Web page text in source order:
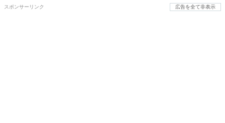
スポンサーリンク 広告を全て非表示